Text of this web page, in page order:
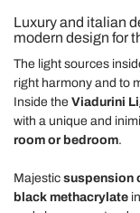
Luxury and italian
modern design for
The light sources
right harmony and to
Inside the Viadurini
with a unique and
room or bedroom.
Majestic suspension
black methacrylate